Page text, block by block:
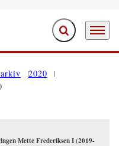
Fold søgefelt ud
Menu
2020
Mette Frederiksen I (2019-